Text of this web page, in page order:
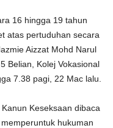
16 hingga 19 tahun
atas pertuduhan secara
Aizzat Mohd Narul
Belian, Kolej Vokasional
7.38 pagi, 22 Mac lalu.
Keseksaan dibaca
hukuman